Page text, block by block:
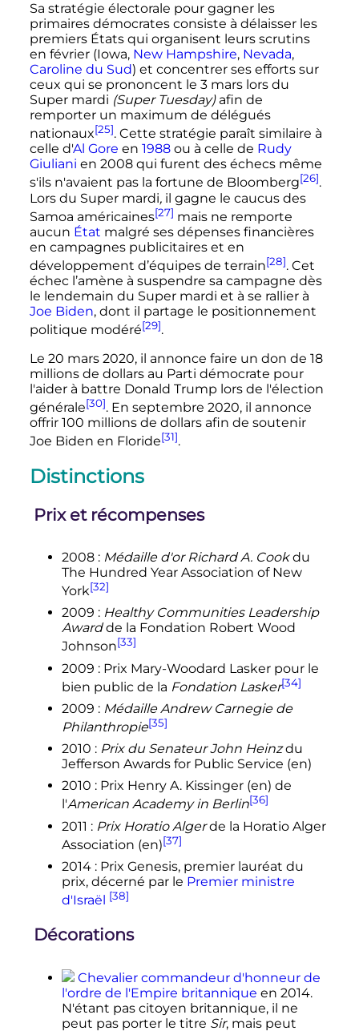
Sa stratégie électorale pour gagner les
primaires démocrates consiste à délaisser les
premiers États qui organisent leurs scrutins
en février (Iowa, New Hampshire, Nevada,
Caroline du Sud) et concentrer ses efforts sur
ceux qui se prononcent le 3 marslors du
Super mardi (Super Tuesday)afin de
remporter un maximum de délégués
nationaux[25]. Cette stratégie paraît similaire à
celle d'Al Gore en 1988ou à celle de Rudy
Giuliani en 2008 qui furent des échecs même
s'ils n'avaient pas la fortune de Bloomberg[26].
Lors du Super mardi,il gagne le caucus des
Samoa américaines[27] mais ne remporte
aucun État malgré ses dépenses financières
en campagnes publicitaires et en
développement d’équipes de terrain[28]. Cet
échec l’amène à suspendre sa campagne dès
le lendemain du Super mardi et à se rallier à
Joe Biden, dont il partage le positionnement
politique modéré[29].
Le 20 mars 2020, il annonce faire un don de 18
millions de dollars au Parti démocrate pour
l'aider à battre Donald Trump lors de l'élection
générale[30]. En septembre 2020, il annonce
offrir 100 millions de dollars afin de soutenir
Joe Biden en Floride[31].
Distinctions
Prix et récompenses
2008 : Médaille d'or Richard A. Cookdu
The Hundred Year Association of New
York[32]
2009 : Healthy Communities Leadership
Awardde la Fondation Robert Wood
Johnson[33]
2009 : Prix Mary-Woodard Lasker pour le
bien public de la Fondation Lasker[34]
2009 : Médaille Andrew Carnegie de
Philanthropie[35]
2010 : Prix du Senateur John Heinzdu
Jefferson Awards for Public Service (en)
2010 : Prix Henry A. Kissinger (en) de
l'American Academy in Berlin[36]
2011 : Prix Horatio Algerde la Horatio Alger
Association (en)[37]
2014 : Prix Genesis, premier lauréat du
prix, décerné par le Premier ministre
d'Israël
[38]
Décorations
Chevalier commandeur d'honneur de
l'ordre de l'Empire britannique en 2014.
N'étant pas citoyen britannique, il ne
peut pas porter le titre Sir, mais peut